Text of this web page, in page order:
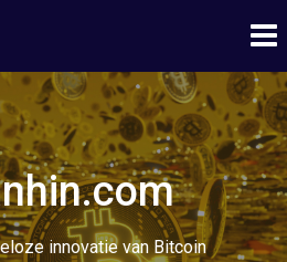
innovatie van Bitcoin